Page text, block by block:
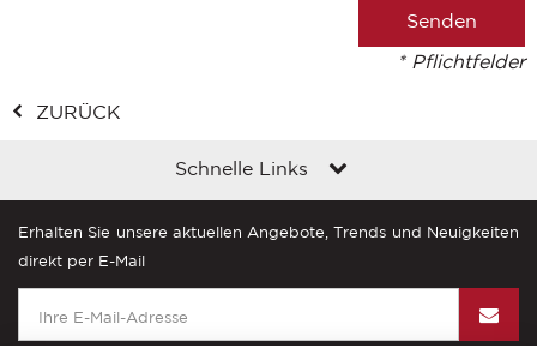
* Pflichtfelder
ZURÜCK
Schnelle Links
Erhalten Sie unsere aktuellen Angebote, Trends und Neuigkeiten
direkt per E-Mail